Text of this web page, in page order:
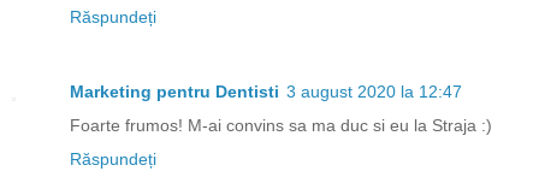
Răspundeți
Marketing pentru Dentisti 3 august 2020 la 12:47
Foarte frumos! M-ai convins sa ma duc si eu la Straja :)
Răspundeți